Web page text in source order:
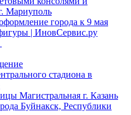
Мариуполь
города к 9 мая
| ИновСервис.ру
стадиона в
Магистральная г. Казань
Буйнакск, Республики